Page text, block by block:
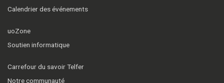
Calendrier des événements
uoZone
Soutien informatique
Carrefour du savoir Telfer
Notre communauté